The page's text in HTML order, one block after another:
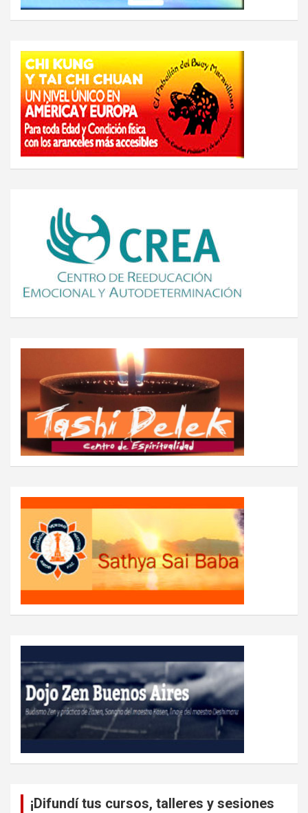
¡Difundí tus cursos, talleres y sesiones